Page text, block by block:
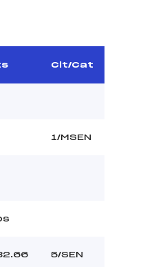
Clt/Cat
1/MSEN
5/SEN